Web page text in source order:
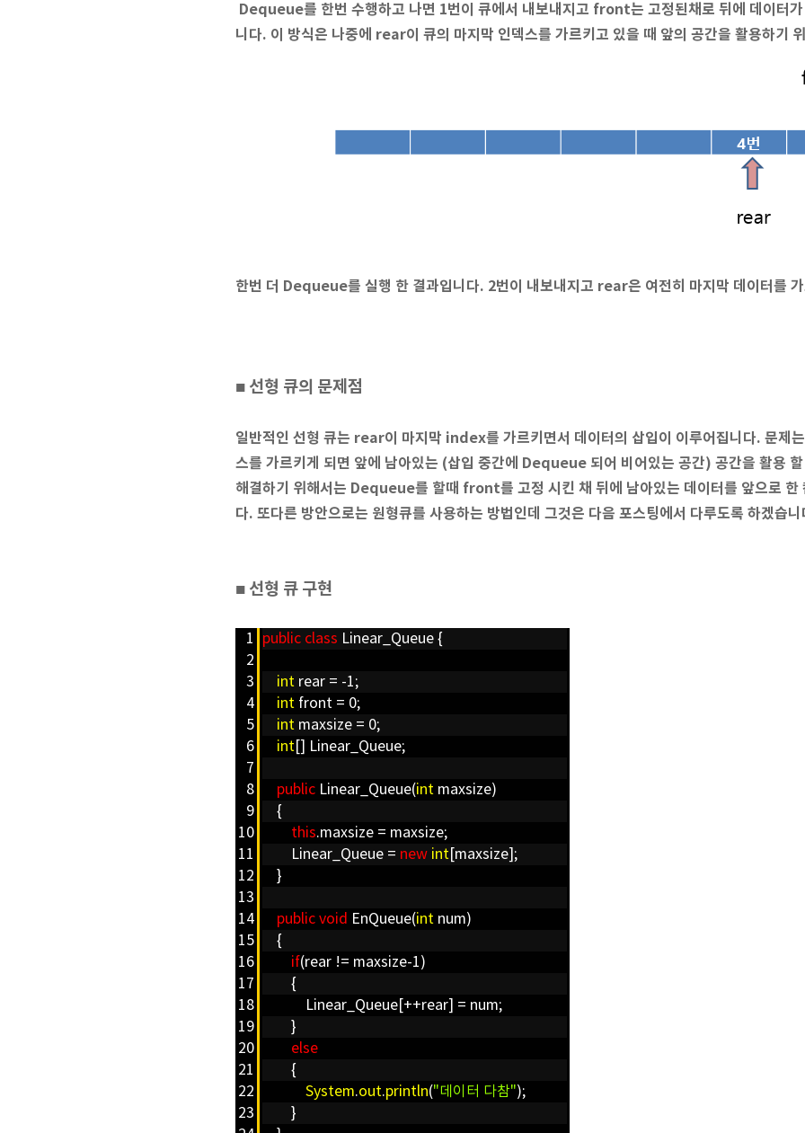
Dequeue를 한번 수행하고 나면 1번이 큐에서 내보내지고 front는 고정된채로 뒤에 데이터가
니다. 이 방식은 나중에 rear이 큐의 마지막 인덱스를 가르키고 있을 때 앞의 공간을 활용하기
한번 더 Dequeue를 실행 한 결과입니다. 2번이 내보내지고 rear은 여전히 마지막 데이터를
■ 선형 큐의 문제점
일반적인 선형 큐는 rear이 마지막 index를 가르키면서 데이터의 삽입이 이루어집니다. 문제
스를 가르키게 되면 앞에 남아있는 (삽입 중간에 Dequeue 되어 비어있는 공간) 공간을 활용
해결하기 위해서는 Dequeue를 할때 front를 고정 시킨 채 뒤에 남아있는 데이터를 앞으로 한
다. 또다른 방안으로는 원형큐를 사용하는 방법인데 그것은 다음 포스팅에서 다루도록 하겠습니
■ 선형 큐 구현
1
2
3
4
5
6
7
8
9
10
11
12
13
14
15
16
17
18
19
20
21
22
23
public class Linear_Queue {
int rear = -1;
int front = 0;
int maxsize = 0;
int[] Linear_Queue;
public Linear_Queue(int maxsize)
{
this.maxsize = maxsize;
Linear_Queue = new int[maxsize];
}
public void EnQueue(int num)
{
if(rear != maxsize-1)
{
Linear_Queue[++rear] = num;
}
else
{
System.out.println("데이터 다참");
}